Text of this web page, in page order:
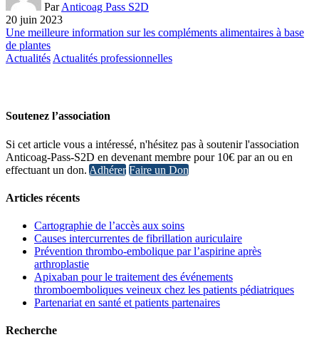
ParAnticoag Pass S2D
20 juin 2023
Une meilleure information sur les compléments alimentaires à base
de plantes
Actualités Actualités professionnelles
Soutenez l’association
Si cet article vous a intéressé, n'hésitez pas à soutenir l'association
Anticoag-Pass-S2D en devenant membre pour 10€ par an ou en
effectuant un don. Adhérer Faire un Don
Articles récents
Cartographie de l’accès aux soins
Causes intercurrentes de fibrillation auriculaire
Prévention thrombo-embolique par l’aspirine après
arthroplastie
Apixaban pour le traitement des événements
thromboemboliques veineux chez les patients pédiatriques
Partenariat en santé et patients partenaires
Recherche